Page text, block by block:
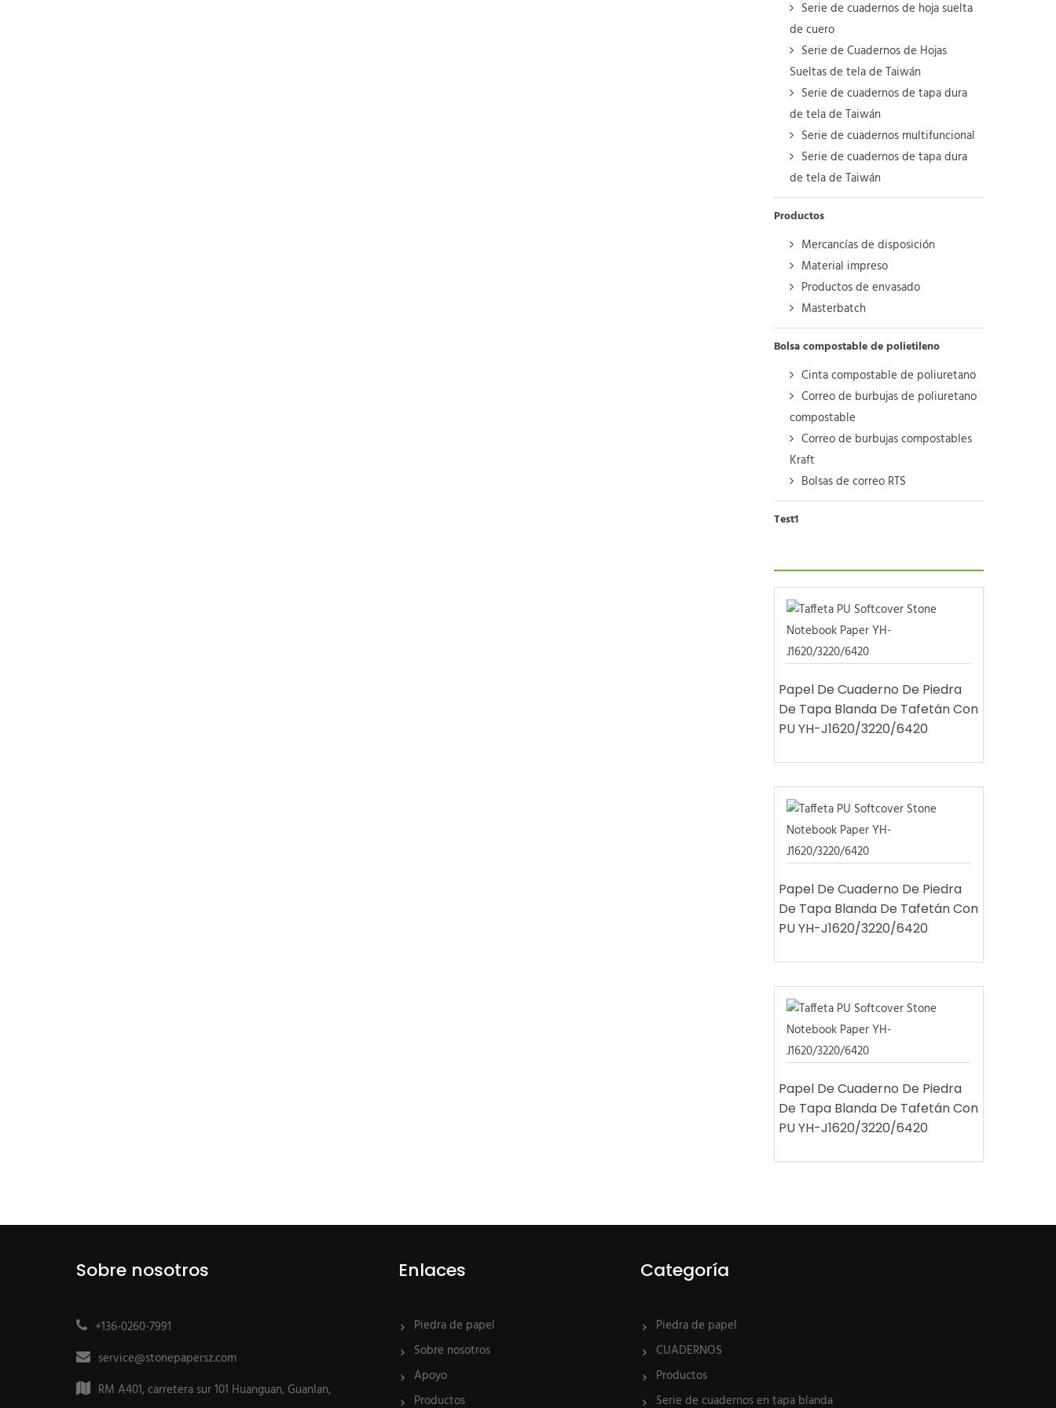
Serie de cuadernos de hoja suelta
de cuero
Serie de Cuadernos de Hojas
Sueltas de tela de Taiwán
Serie de cuadernos de tapa dura
de tela de Taiwán
Serie de cuadernos multifuncional
Serie de cuadernos de tapa dura
de tela de Taiwán
Productos
Mercancías de disposición
Material impreso
Productos de envasado
Masterbatch
Bolsa compostable de polietileno
Cinta compostable de poliuretano
Correo de burbujas de poliuretano
compostable
Correo de burbujas compostables
Kraft
Bolsas de correo RTS
Test1
Papel De Cuaderno De Piedra
De Tapa Blanda De Tafetán Con
PU YH-J1620/3220/6420
Papel De Cuaderno De Piedra
De Tapa Blanda De Tafetán Con
PU YH-J1620/3220/6420
Papel De Cuaderno De Piedra
De Tapa Blanda De Tafetán Con
PU YH-J1620/3220/6420
Sobre nosotros
+136-0260-7991
service@stonepapersz.com
RM A401, carretera sur 101 Huanguan, Guanlan,
Enlaces
Piedra de papel
Sobre nosotros
Apoyo
Productos
Categoría
Piedra de papel
CUADERNOS
Productos
Serie de cuadernos en tapa blanda